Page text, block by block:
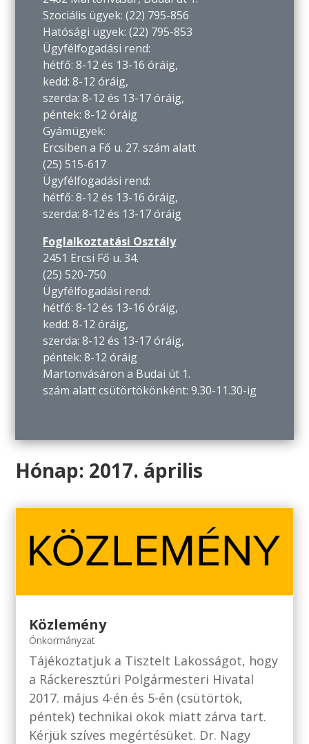
Szociális ügyek: (22) 795-856
Hatósági ügyek: (22) 795-853
Ügyfélfogadási rend:
hétfő: 8-12 és 13-16 óráig,
kedd: 8-12 óráig,
szerda: 8-12 és 13-17 óráig,
péntek: 8-12 óráig
Gyámügyek:
Ercsiben a Fő u. 27. szám alatt
(25) 515-617
Ügyfélfogadási rend:
hétfő: 8-12 és 13-16 óráig,
szerda: 8-12 és 13-17 óráig
Foglalkoztatási Osztály
2451 Ercsi Fő u. 34.
(25) 520-750
Ügyfélfogadási rend:
hétfő: 8-12 és 13-16 óráig,
kedd: 8-12 óráig,
szerda: 8-12 és 13-17 óráig,
péntek: 8-12 óráig
Martonvásáron a Budai út 1.
szám alatt csütörtökönként: 9.30-11.30-ig
Hónap: 2017. április
Közlemény
Önkormányzat
Tájékoztatjuk a Tisztelt Lakosságot, hogy
a Ráckeresztúri Polgármesteri Hivatal
2017. május 4-én és 5-én (csütörtök,
péntek) technikai okok miatt zárva tart.
Kérjük szíves megértésüket. Dr. Nagy